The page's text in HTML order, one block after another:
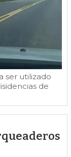
ser utilizado
de